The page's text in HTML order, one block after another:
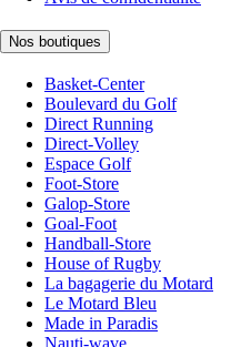
Nos boutiques
Basket-Center
Boulevard du Golf
Direct Running
Direct-Volley
Espace Golf
Foot-Store
Galop-Store
Goal-Foot
Handball-Store
House of Rugby
La bagagerie du Motard
Le Motard Bleu
Made in Paradis